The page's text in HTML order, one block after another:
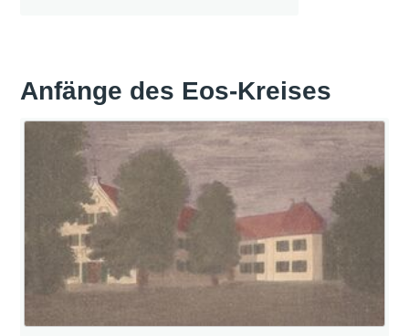
Anfänge des Eos-Kreises